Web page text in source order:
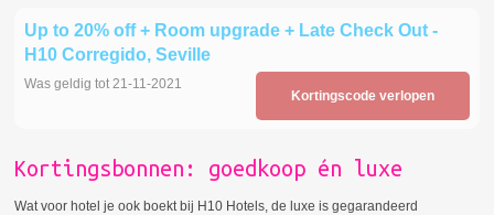
Up to 20% off + Room upgrade + Late Check Out -
H10 Corregido, Seville
Kortingscode verlopen
Was geldig tot 21-11-2021
Kortingsbonnen: goedkoop én luxe
Wat voor hotel je ook boekt bij H10 Hotels, de luxe is gegarandeerd